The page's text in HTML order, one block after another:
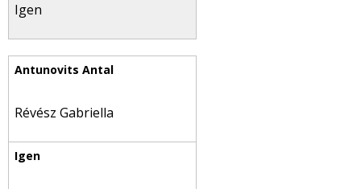
Igen
Révész Gabriella